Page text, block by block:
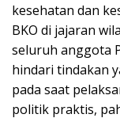
kesehatan dan
BKO di jajaran
seluruh anggota
hindari tindakan
pada saat
politik praktis,